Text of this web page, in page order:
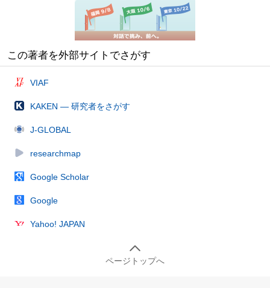
この著者を外部サイトでさがす
VIAF
KAKEN — 研究者をさがす
J-GLOBAL
researchmap
Google Scholar
Google
Yahoo! JAPAN
ページトップへ